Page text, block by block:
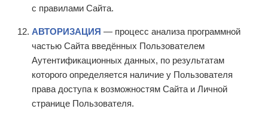
с правилами Сайта.
АВТОРИЗАЦИЯ — процесс анализа программной
частью Сайта введённых Пользователем
Аутентификационных данных, по результатам
которого определяется наличие у Пользователя
права доступа к возможностям Сайта и Личной
странице Пользователя.